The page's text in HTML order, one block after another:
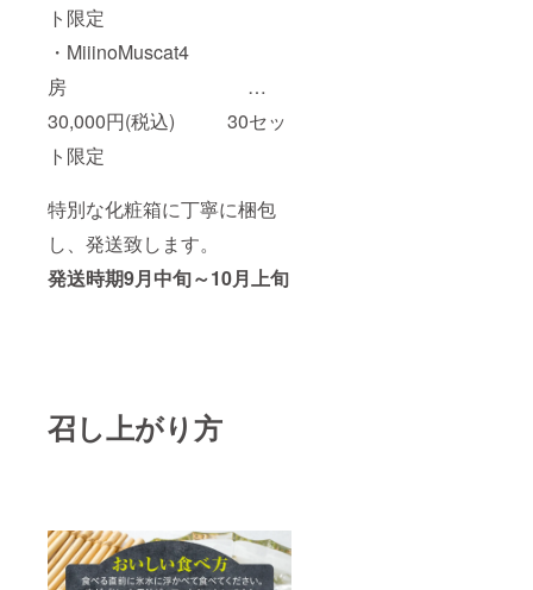
ト限定
・MiiinoMuscat4
房 …
30,000円(税込) 30セッ
ト限定
特別な化粧箱に丁寧に梱包
し、発送致します。
発送時期9月中旬～10月上旬
召し上がり方